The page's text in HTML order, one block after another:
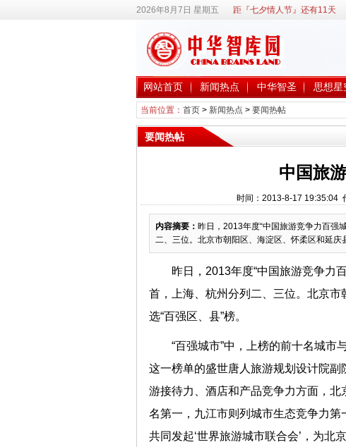
2026年8月7日 星期五 距『七夕情人节』还有11天
网站首页 新闻热点 中华智圣 思想星
当前位置： 首页> 新闻热点 > 要闻热帖
要闻热帖
中国旅
时间：2013-8-17 19:35:04
内容摘要： 昨日，2013年度“中国旅游竞争力百强
二、三位。北京市朝阳区、海淀区、怀柔区和延庆
昨日，2013年度“中国旅游竞争力
首，上海、杭州分列二、三位。北京
选“百强区、县”榜。
“百强城市”中，上榜的前十名城市
这一榜单的盛世唐人旅游规划设计院
游接待力、酒店和产品竞争力方面，
名第一，九江市则列城市生态竞争力
共同发起‘世界旅游城市联合会’，为北